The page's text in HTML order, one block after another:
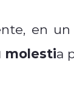
en
molestia